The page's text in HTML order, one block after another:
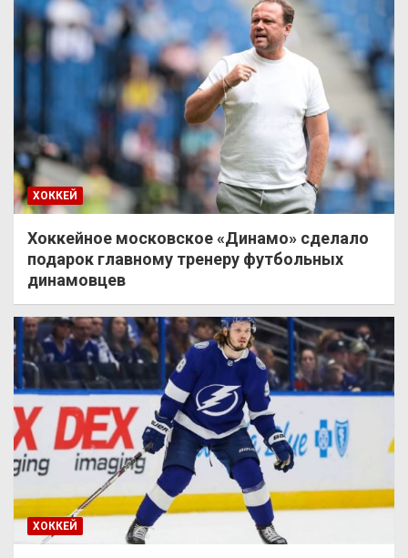
ХОККЕЙ
Хоккейное московское «Динамо» сделало
подарок главному тренеру футбольных
динамовцев
ХОККЕЙ